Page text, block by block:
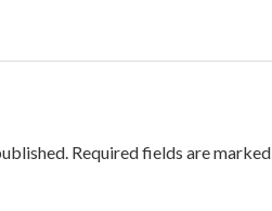
Required fields are marked